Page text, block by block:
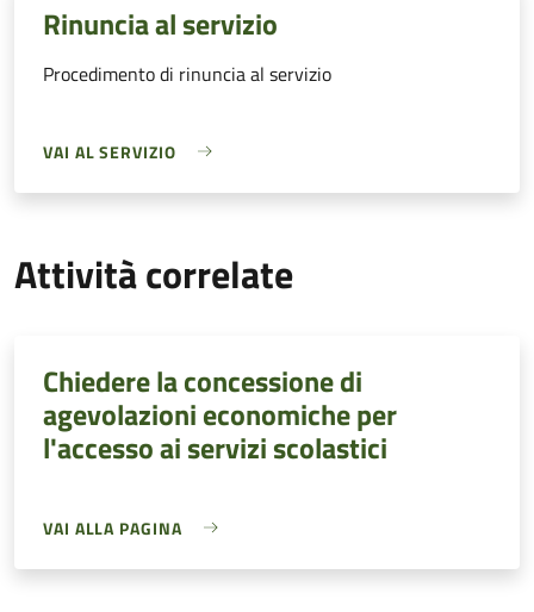
Rinuncia al servizio
Procedimento di rinuncia al servizio
VAI AL SERVIZIO
Attività correlate
Chiedere la concessione di
agevolazioni economiche per
l'accesso ai servizi scolastici
VAI ALLA PAGINA